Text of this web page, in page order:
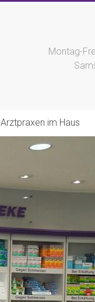
Montag-
Arztpraxen im Haus